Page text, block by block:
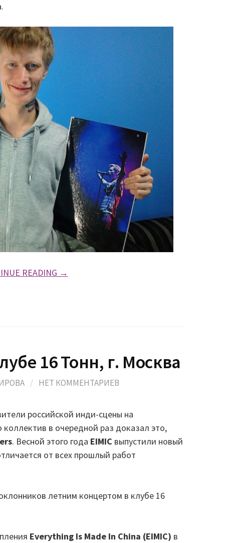
READING →
16 Тонн, г. Москва
/ НЕТ КОММЕНТАРИЕВ
российской инди-сцены на
в очередной раз доказал это,
. Весной этого года EIMIC выпустили новый
от всех прошлый работ
летним концертом в клубе 16
Everything Is Made In China (EIMIC) в